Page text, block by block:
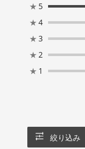
★ 5
★ 4
★ 3
★ 2
★ 1
絞り込み